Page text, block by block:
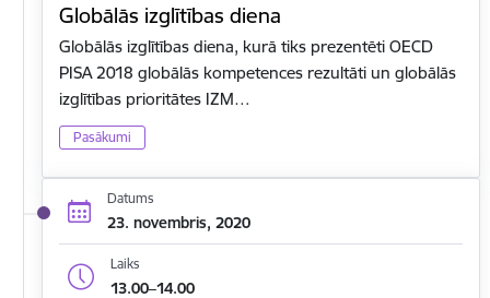
Globālās izglītības diena
Globālās izglītības diena, kurā tiks prezentēti OECD
PISA 2018 globālās kompetences rezultāti un globālās
izglītības prioritātes IZM…
Pasākumi
Datums
23. novembris, 2020
Laiks
13.00–14.00